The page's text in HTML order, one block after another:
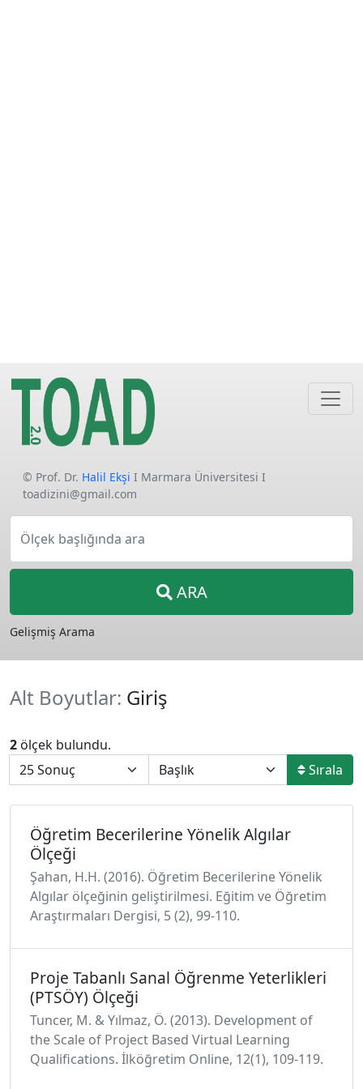
© Prof. Dr. Halil Ekşi I Marmara Üniversitesi I
toadizini@gmail.com
Ölçek başlığında ara
ARA
Gelişmiş Arama
Alt Boyutlar: Giriş
2 ölçek bulundu.
Sırala
Öğretim Becerilerine Yönelik Algılar
Ölçeği
Şahan, H.H. (2016). Öğretim Becerilerine Yönelik
Algılar ölçeğinin geliştirilmesi. Eğitim ve Öğretim
Araştırmaları Dergisi, 5 (2), 99-110.
Proje Tabanlı Sanal Öğrenme Yeterlikleri
(PTSÖY) Ölçeği
Tuncer, M. & Yılmaz, Ö. (2013). Development of
the Scale of Project Based Virtual Learning
Qualifications. İlköğretim Online, 12(1), 109-119.